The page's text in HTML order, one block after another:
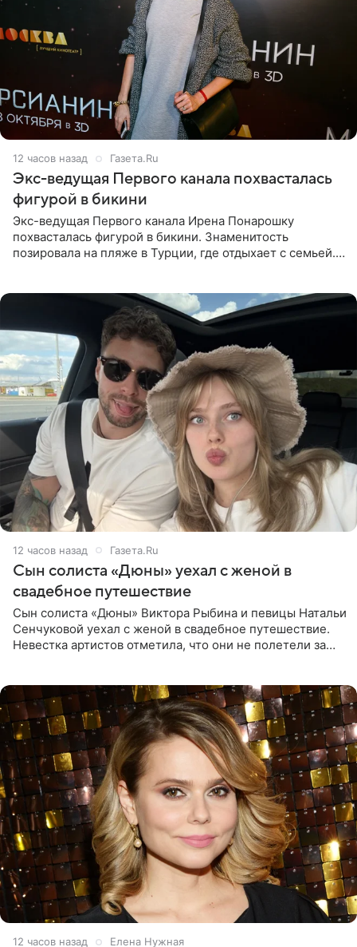
12 часов назад Газета.Ru
Экс-ведущая Первого канала похвасталась
фигурой в бикини
Экс-ведущая Первого канала Ирена Понарошку
похвасталась фигурой в бикини. Знаменитость
позировала на пляже в Турции, где отдыхает с семьей.
12 часов назад Газета.Ru
Сын солиста «Дюны» уехал с женой в
свадебное путешествие
Сын солиста «Дюны» Виктора Рыбина и певицы Натальи
Сенчуковой уехал с женой в свадебное путешествие.
Невестка артистов отметила, что они не полетели за
12 часов назад Елена Нужная